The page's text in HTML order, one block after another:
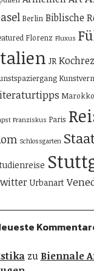
Berlin Biblische
Florenz Fluxus
JR
Marokko
Franziskus Paris
Schlossgarten
Urbanart
zu Biennale